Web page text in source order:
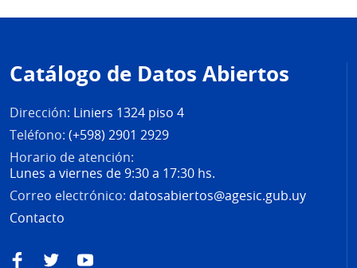
de
página
Catálogo de Datos Abiertos
Dirección: Liniers 1324 piso 4
Teléfono: (+598) 2901 2929
Horario de atención:
Lunes a viernes de 9:30 a 17:30 hs.
Correo electrónico: datosabiertos@agesic.gub.uy
Contacto
FacebookTwitterYouTube